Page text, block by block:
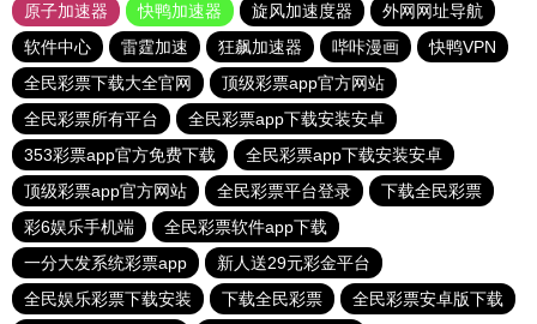
原子加速器
快鸭加速器 旋风加速度器
外网网址导航
软件中心
雷霆加速 狂飙加速器 哔咔漫画
快鸭VPN
全民彩票下载大全官网
顶级彩票app官方网站
全民彩票所有平台
全民彩票app下载安装安卓
353彩票app官方免费下载
全民彩票app下载安装安卓
顶级彩票app官方网站
全民彩票平台登录
下载全民彩票
彩6娱乐手机端
全民彩票软件app下载
一分大发系统彩票app
新人送29元彩金平台
全民娱乐彩票下载安装
下载全民彩票
全民彩票安卓版下载